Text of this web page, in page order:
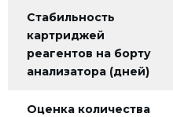
Стабильность
картриджей
реагентов на борту
анализатора (дней)
Оценка количества